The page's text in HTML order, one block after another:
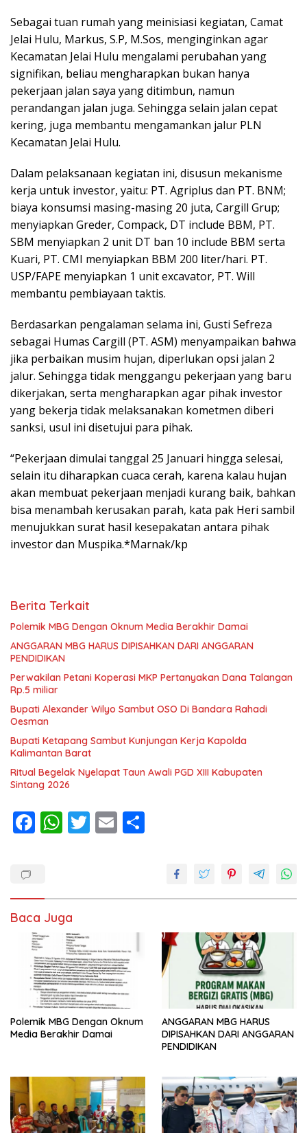
Sebagai tuan rumah yang meinisiasi kegiatan, Camat
Jelai Hulu, Markus, S.P, M.Sos, menginginkan agar
Kecamatan Jelai Hulu mengalami perubahan yang
signifikan, beliau mengharapkan bukan hanya
pekerjaan jalan saya yang ditimbun, namun
perandangan jalan juga. Sehingga selain jalan cepat
kering, juga membantu mengamankan jalur PLN
Kecamatan Jelai Hulu.
Dalam pelaksanaan kegiatan ini, disusun mekanisme
kerja untuk investor, yaitu: PT. Agriplus dan PT. BNM;
biaya konsumsi masing-masing 20 juta, Cargill Grup;
menyiapkan Greder, Compack, DT include BBM, PT.
SBM menyiapkan 2 unit DT ban 10 include BBM serta
Kuari, PT. CMI menyiapkan BBM 200 liter/hari. PT.
USP/FAPE menyiapkan 1 unit excavator, PT. Will
membantu pembiayaan taktis.
Berdasarkan pengalaman selama ini, Gusti Sefreza
sebagai Humas Cargill (PT. ASM) menyampaikan bahwa
jika perbaikan musim hujan, diperlukan opsi jalan 2
jalur. Sehingga tidak menggangu pekerjaan yang baru
dikerjakan, serta mengharapkan agar pihak investor
yang bekerja tidak melaksanakan kometmen diberi
sanksi, usul ini disetujui para pihak.
“Pekerjaan dimulai tanggal 25 Januari hingga selesai,
selain itu diharapkan cuaca cerah, karena kalau hujan
akan membuat pekerjaan menjadi kurang baik, bahkan
bisa menambah kerusakan parah, kata pak Heri sambil
menujukkan surat hasil kesepakatan antara pihak
investor dan Muspika.*Marnak/kp
Berita Terkait
Polemik MBG Dengan Oknum Media Berakhir Damai
ANGGARAN MBG HARUS DIPISAHKAN DARI ANGGARAN
PENDIDIKAN
Perwakilan Petani Koperasi MKP Pertanyakan Dana Talangan
Rp.5 miliar
Bupati Alexander Wilyo Sambut OSO Di Bandara Rahadi
Oesman
Bupati Ketapang Sambut Kunjungan Kerja Kapolda
Kalimantan Barat
Ritual Begelak Nyelapat Taun Awali PGD XIII Kabupaten
Sintang 2026
F
o
o
k
W
A
p
p
T E
Baca Juga
Polemik MBG Dengan Oknum
Media Berakhir Damai
ANGGARAN MBG HARUS
DIPISAHKAN DARI ANGGARAN
PENDIDIKAN